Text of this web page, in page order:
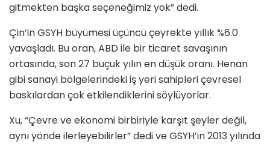
gitmekten başka seçeneğimiz yok” dedi.
Çin’in GSYH büyümesi üçüncü çeyrekte yıllık %6.0
yavaşladı. Bu oran, ABD ile bir ticaret savaşının
ortasında, son 27 buçuk yılın en düşük oranı. Henan
gibi sanayi bölgelerindeki iş yeri sahipleri çevresel
baskılardan çok etkilendiklerini söylüyorlar.
Xu, “Çevre ve ekonomi birbiriyle karşıt şeyler değil,
aynı yönde ilerleyebilirler” dedi ve GSYH’in 2013 yılında